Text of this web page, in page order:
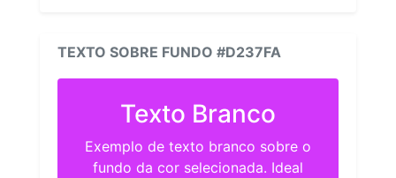
TEXTO SOBRE FUNDO #D237FA
Texto Branco
Exemplo de texto branco sobre o
fundo da cor selecionada. Ideal